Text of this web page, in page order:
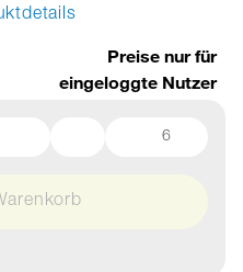
Preise nur für
eingeloggte Nutzer
6